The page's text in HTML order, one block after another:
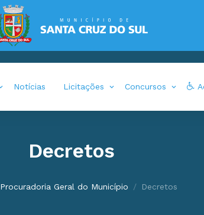
Notícias Licitações Concursos
Decretos
Procuradoria Geral do Município Decretos